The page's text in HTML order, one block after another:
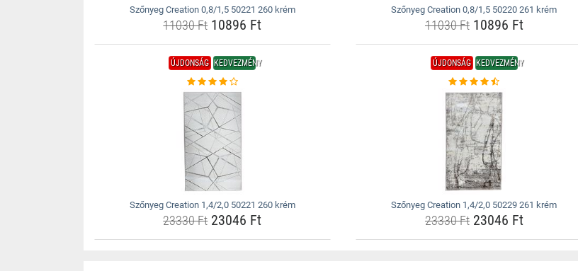
Szőnyeg Creation 0,8/1,5 50221 260 krém
11030 Ft10896 Ft
Szőnyeg Creation 0,8/1,5 50220 261 krém
11030 Ft10896 Ft
ÚJDONSÁG KEDVEZMÉNY
Szőnyeg Creation 1,4/2,0 50221 260 krém
23330 Ft23046 Ft
ÚJDONSÁG KEDVEZMÉNY
Szőnyeg Creation 1,4/2,0 50229 261 krém
23330 Ft23046 Ft